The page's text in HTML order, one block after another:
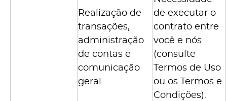
Realização de
transações,
administração
de contas e
comunicação
geral.
de executar o
contrato entre
você e nós
(consulte
Termos de Uso
ou os Termos e
Condições).